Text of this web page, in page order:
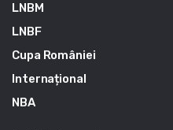
LNBM
LNBF
Cupa României
Internațional
NBA